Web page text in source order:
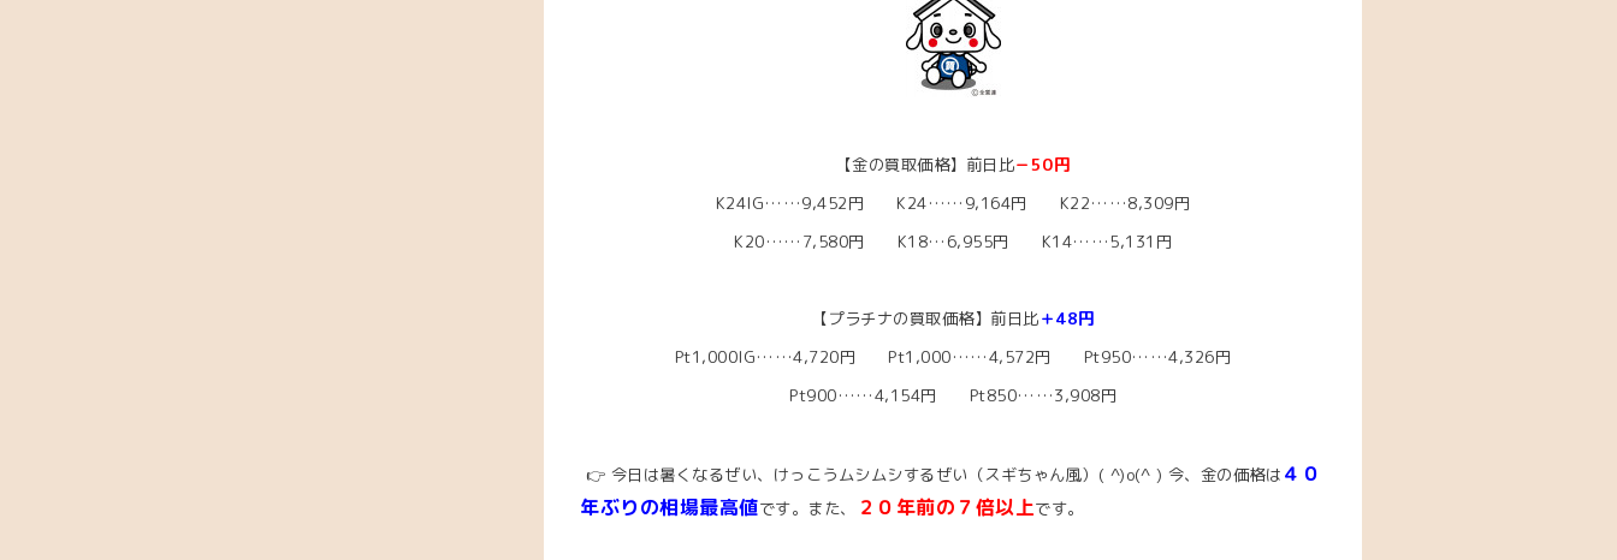
【金の買取価格】前日比－50円
K24IG……9,452円 K24……9,164円 K22……8,309円
K20……7,580円 K18…6,955円 K14……5,131円
【プラチナの買取価格】前日比＋48円
Pt1,000IG……4,720円 Pt1,000……4,572円 Pt950……4,326円
Pt900……4,154円 Pt850……3,908円
👉 今日は暑くなるぜい、けっこうムシムシするぜい（スギちゃん風）( ^)o(^ ) 今、 金の価格は ４０
年ぶりの相場最高値です。また、 ２０年前の７倍以上です。